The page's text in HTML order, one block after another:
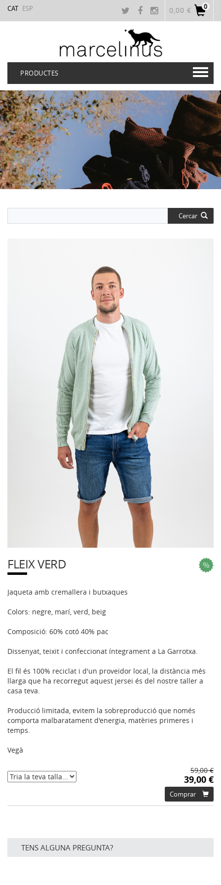
CAT ESP 0
0,00 €
PRODUCTES
Cercar
FLEIX VERD
Jaqueta amb cremallera i butxaques
Colors: negre, marí, verd, beig
Composició: 60% cotó 40% pac
Dissenyat, teixit i confeccionat íntegrament a La Garrotxa.
El fil és 100% reciclat i d'un proveïdor local, la distància més
llarga que ha recorregut aquest jersei és del nostre taller a
casa teva.
Producció limitada, evitem la sobreproducció que només
comporta malbaratament d'energia, matèries primeres i
temps.
Vegà
59,00 €
39,00 €
Comprar
TENS ALGUNA PREGUNTA?